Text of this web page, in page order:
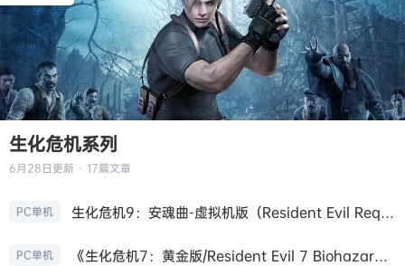
生化危机系列
6月28日更新 · 17篇文章
PC单机 生化危机9：安魂曲-虚拟机版（Resident Evil Requiem HYPERVISOR）免安装中文版
PC单机 《生化危机7：黄金版/Resident Evil 7 Biohazard》免安装中文版